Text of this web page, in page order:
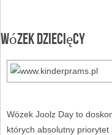
Wózek dziecięcy
Wózek Joolz Day to
których absolutny priorytet